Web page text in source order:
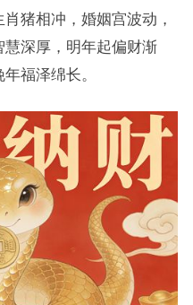
猪相冲，婚姻宫波动，
深厚，明年起偏财渐
福泽绵长。